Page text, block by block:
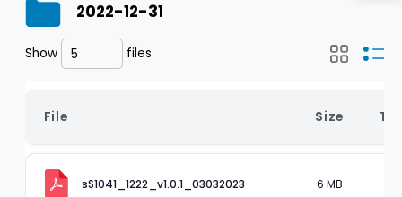
2022-12-31
Show files
File Size
sS1041_1222_v1.0.1_03032023 6 MB